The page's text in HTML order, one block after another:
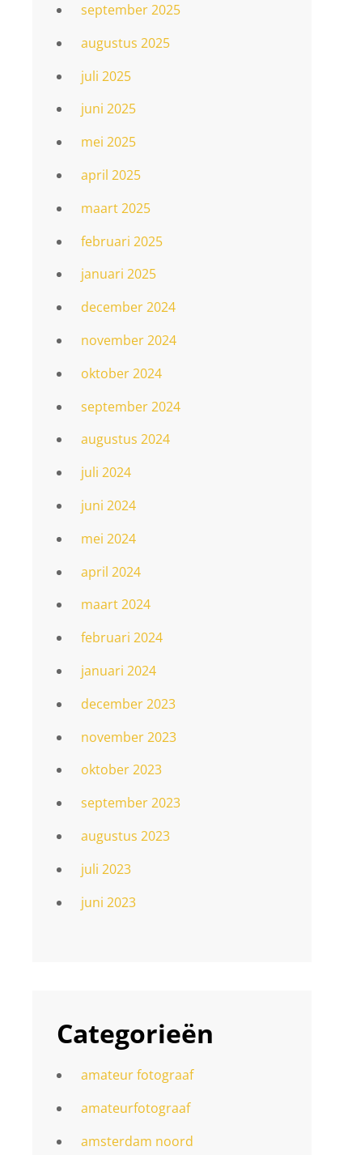
september 2025
augustus 2025
juli 2025
juni 2025
mei 2025
april 2025
maart 2025
februari 2025
januari 2025
december 2024
november 2024
oktober 2024
september 2024
augustus 2024
juli 2024
juni 2024
mei 2024
april 2024
maart 2024
februari 2024
januari 2024
december 2023
november 2023
oktober 2023
september 2023
augustus 2023
juli 2023
juni 2023
Categorieën
amateur fotograaf
amateurfotograaf
amsterdam noord